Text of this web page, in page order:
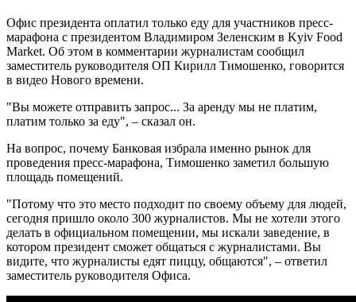
Офис президента оплатил только еду для участников пресс-
марафона с президентом Владимиром Зеленским в Kyiv Food
Market. Об этом в комментарии журналистам сообщил
заместитель руководителя ОП Кирилл Тимошенко, говорится
в видео Нового времени.
"Вы можете отправить запрос... За аренду мы не платим,
платим только за еду", – сказал он.
На вопрос, почему Банковая избрала именно рынок для
проведения пресс-марафона, Тимошенко заметил большую
площадь помещений.
"Потому что это место подходит по своему объему для людей,
сегодня пришло около 300 журналистов. Мы не хотели этого
делать в официальном помещении, мы искали заведение, в
котором президент сможет общаться с журналистами. Вы
видите, что журналисты едят пиццу, общаются", – ответил
заместитель руководителя Офиса.